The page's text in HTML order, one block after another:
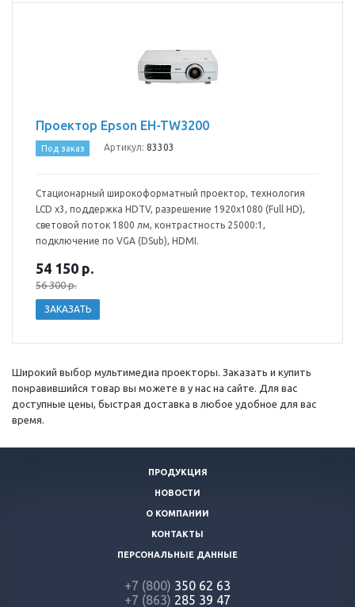
Проектор Epson EH-TW3200
Под заказ Артикул:83303
Стационарный широкоформатный проектор, технология
LCD x3, поддержка HDTV, разрешение 1920x1080 (Full HD),
световой поток 1800 лм, контрастность 25000:1,
подключение по VGA (DSub), HDMI.
54 150 р.
56 300 р.
ЗАКАЗАТЬ
Широкий выбор мультимедиа проекторы. Заказать и купить
понравившийся товар вы можете в у нас на сайте. Для вас
доступные цены, быстрая доставка в любое удобное для вас
время.
ПРОДУКЦИЯ
НОВОСТИ
О КОМПАНИИ
КОНТАКТЫ
ПЕРСОНАЛЬНЫЕ ДАННЫЕ
+7 (800) 350 62 63
+7 (863) 285 39 47